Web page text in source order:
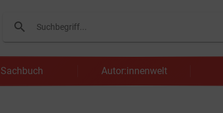
search
Suchen
Sachbuch Autor:innenwelt